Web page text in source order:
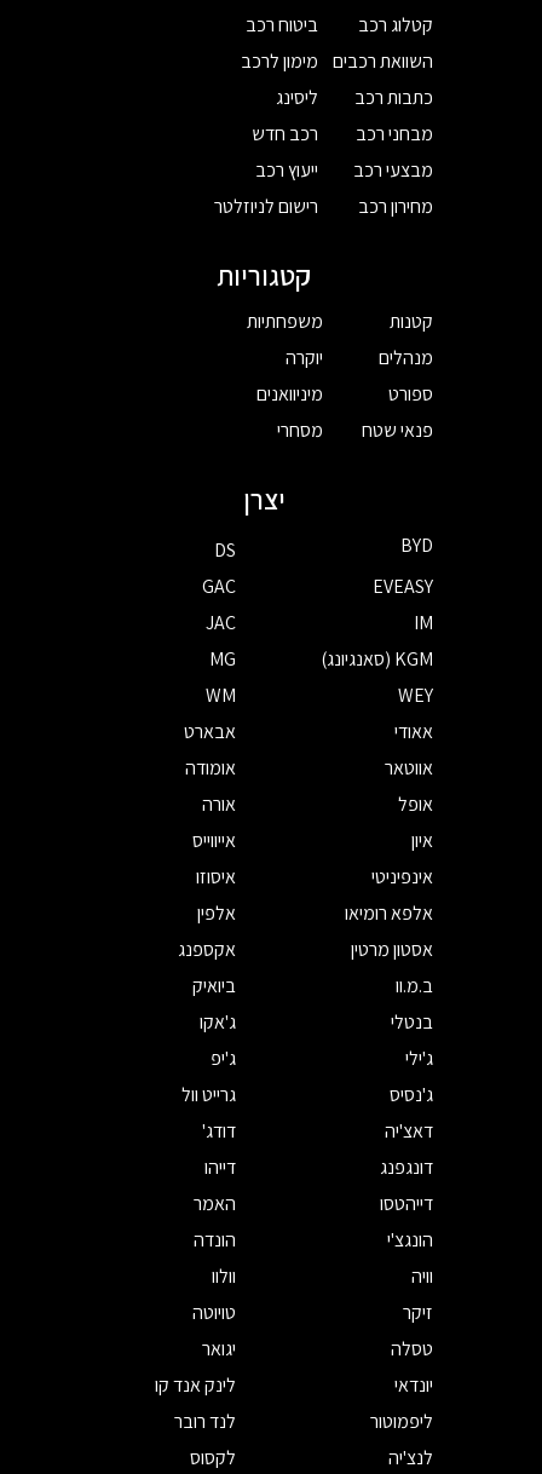
קטלוג רכב
השוואת רכבים
כתבות רכב
מבחני רכב
מבצעי רכב
מחירון רכב
ביטוח רכב
מימון לרכב
ליסינג
רכב חדש
ייעוץ רכב
רישום לניוזלטר
קטגוריות
קטנות
מנהלים
ספורט
פנאי שטח
משפחתיות
יוקרה
מיניוואנים
מסחרי
יצרן
BYD
DS
EVEASY
GAC
IM
JAC
KGM (סאנגיונג)
MG
WEY
WM
אאודי
אבארט
אווטאר
אומודה
אופל
אורה
איון
אייווייס
אינפיניטי
איסוזו
אלפא רומיאו
אלפין
אסטון מרטין
אקספנג
ב.מ.וו
ביואיק
בנטלי
ג'אקו
ג'ילי
ג'יפ
ג'נסיס
גרייט וול
דאצ'יה
דודג'
דונגפנג
דייהו
דייהטסו
האמר
הונגצ'י
הונדה
וויה
וולוו
זיקר
טויוטה
טסלה
יגואר
יונדאי
לינק אנד קו
ליפמוטור
לנד רובר
לנצ'יה
לקסוס